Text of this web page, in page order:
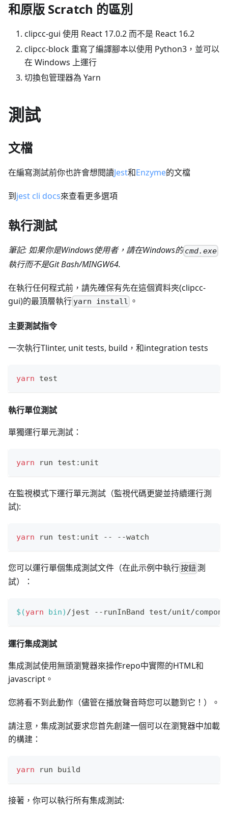
和原版 Scratch 的區別
clipcc-gui 使用 React 17.0.2 而不是 React 16.2
clipcc-block 重寫了編譯腳本以使用 Python3，並可以
在 Windows 上運行
切換包管理器為 Yarn
測試
文檔
在編寫測試前你也許會想閱讀Jest和Enzyme的文檔
到jest cli docs來查看更多選項
執行測試
筆記: 如果你是Windows使用者，請在Windows的 cmd.exe
執行而不是Git Bash/MINGW64.
在執行任何程式前，請先確保有先在這個資料夾(clipcc-
gui)的最頂層執行 yarn install 。
主要測試指令
一次執行Tlinter, unit tests, build，和integration tests
yarn test
執行單位測試
單獨運行單元測試：
yarn run test:unit
在監視模式下運行單元測試（監視代碼更變並持續運行測
試):
yarn run test:unit -- --watch
您可以運行單個集成測試文件（在此示例中執行按鈕測
試）：
$(yarn bin) /jest --runInBand test/unit/
運行集成測試
集成測試使用無頭瀏覽器來操作repo中實際的HTML和
javascript。
您將看不到此動作（儘管在播放聲音時您可以聽到它！）。
請注意，集成測試要求您首先創建一個可以在瀏覽器中加載
的構建：
yarn run build
接著，你可以執行所有集成測試: